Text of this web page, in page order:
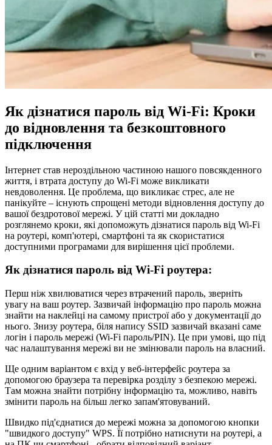
Як дізнатися пароль від Wi-Fi: Кроки
до відновлення та безкоштовного
підключення
Інтернет став нероздільною частиною нашого повсякденного
життя, і втрата доступу до Wi-Fi може викликати
невдоволення. Це проблема, що викликає стрес, але не
панікуйте – існують спрощені методи відновлення доступу до
вашої бездротової мережі. У цій статті ми докладно
розглянемо кроки, які допоможуть дізнатися пароль від Wi-Fi
на роутері, комп'ютері, смартфоні та як скористатися
доступними програмами для вирішення цієї проблеми.
Як дізнатися пароль від Wi-Fi роутера:
Перш ніж хвилюватися через втрачений пароль, зверніть
увагу на ваш роутер. Зазвичай інформацію про пароль можна
знайти на наклейці на самому пристрої або у документації до
нього. Знизу роутера, біля напису SSID зазвичай вказані саме
логін і пароль мережі (Wi-Fi пароль/PIN). Це при умові, що під
час налаштування мережі ви не змінювали пароль на власний.
Ще одним варіантом є вхід у веб-інтерфейс роутера за
допомогою браузера та перевірка розділу з безпекою мережі.
Там можна знайти потрібну інформацію та, можливо, навіть
змінити пароль на більш легко запам'ятовуваний.
Швидко під'єднатися до мережі можна за допомогою кнопки
"швидкого доступу" WPS. Її потрібно натиснути на роутері, а